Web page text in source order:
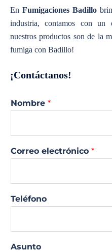
EnFumigaciones Badillo
industria, contamos con un
nuestros productos son de la
fumiga con Badillo!
¡Contáctanos!
Nombre *
Correo electrónico *
Teléfono
Asunto